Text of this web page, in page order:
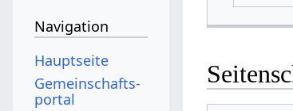
Navigation
Hauptseite
Gemeinschafts­
portal